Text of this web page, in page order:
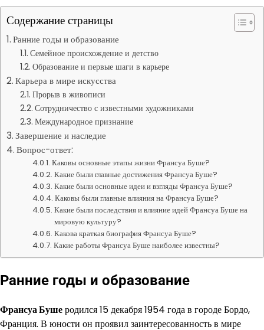
Содержание страницы
Ранние годы и образование
Семейное происхождение и детство
Образование и первые шаги в карьере
Карьера в мире искусства
Прорыв в живописи
Сотрудничество с известными художниками
Международное признание
Завершение и наследие
Вопрос-ответ:
Каковы основные этапы жизни Франсуа Буше?
Какие были главные достижения Франсуа Буше?
Какие были основные идеи и взгляды Франсуа Буше?
Каковы были главные влияния на Франсуа Буше?
Какие были последствия и влияние идей Франсуа Буше на
мировую культуру?
Какова краткая биография Франсуа Буше?
Какие работы Франсуа Буше наиболее известны?
Ранние годы и образование
Франсуа Бушеродился 15 декабря 1954 года в городе Бордо,
Франция. В юности он проявил заинтересованность в мире